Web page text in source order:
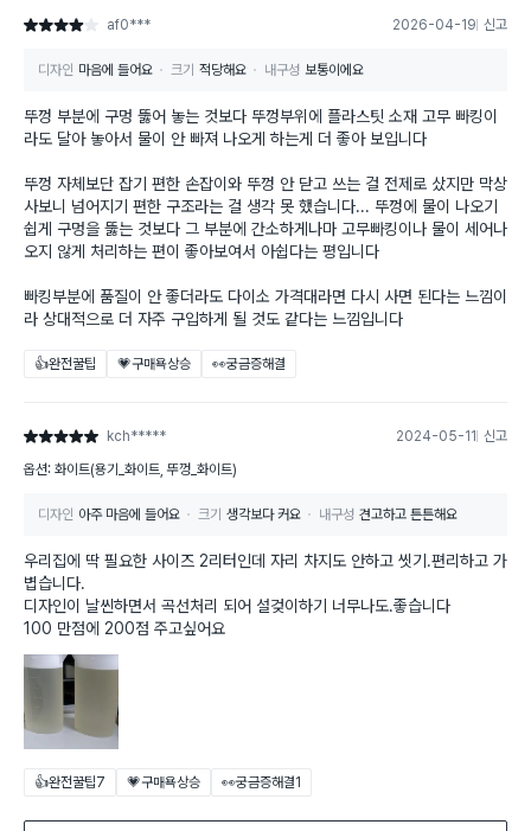
별점 4점 af0*** 2026-04-19 신고
디자인 마음에 들어요 크기 적당해요 내구성 보통이에요
뚜껑 부분에 구멍 뚫어 놓는 것보다 뚜껑부위에 플라스팃 소재 고무 빠킹이
라도 달아 놓아서 물이 안 빠져 나오게 하는게 더 좋아 보입니다
뚜껑 자체보단 잡기 편한 손잡이와 뚜껑 안 닫고 쓰는 걸 전제로 샀지만 막상
사보니 넘어지기 편한 구조라는 걸 생각 못 했습니다... 뚜껑에 물이 나오기
쉽게 구멍을 뚫는 것보다 그 부분에 간소하게나마 고무빠킹이나 물이 세어나
오지 않게 처리하는 편이 좋아보여서 아쉽다는 평입니다
빠킹부분에 품질이 안 좋더라도 다이소 가격대라면 다시 사면 된다는 느낌이
라 상대적으로 더 자주 구입하게 될 것도 같다는 느낌입니다
👍완전꿀팁 💗구매욕상승 👀궁금증해결
별점 5점 kch***** 2024-05-11 신고
옵션: 화이트(용기_화이트, 뚜껑_화이트)
디자인 아주 마음에 들어요 크기 생각보다 커요 내구성 견고하고 튼튼해요
우리집에 딱 필요한 사이즈 2리터인데 자리 차지도 안하고 씻기.편리하고 가
볍습니다.
디자인이 날씬하면서 곡선처리 되어 설겆이하기 너무나도.좋습니다
100 만점에 200점 주고싶어요
👍완전꿀팁7 💗구매욕상승 👀궁금증해결1